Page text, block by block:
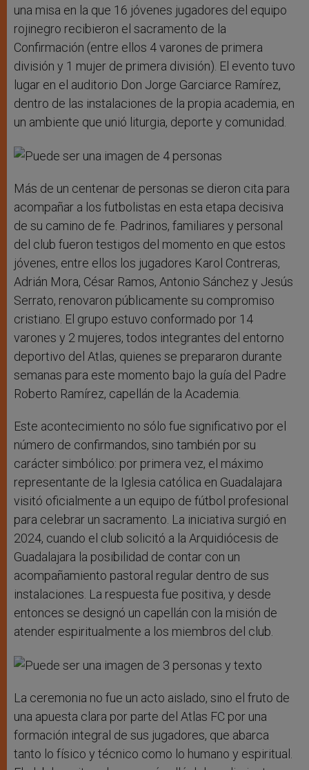
una misa en la que 16 jóvenes jugadores del equipo
rojinegro recibieron el sacramento de la
Confirmación (entre ellos 4 varones de primera
división y 1 mujer de primera división). El evento tuvo
lugar en el auditorio Don Jorge Garciarce Ramírez,
dentro de las instalaciones de la propia academia, en
un ambiente que unió liturgia, deporte y comunidad.
Más de un centenar de personas se dieron cita para
acompañar a los futbolistas en esta etapa decisiva
de su camino de fe. Padrinos, familiares y personal
del club fueron testigos del momento en que estos
jóvenes, entre ellos los jugadores Karol Contreras,
Adrián Mora, César Ramos, Antonio Sánchez y Jesús
Serrato, renovaron públicamente su compromiso
cristiano. El grupo estuvo conformado por 14
varones y 2 mujeres, todos integrantes del entorno
deportivo del Atlas, quienes se prepararon durante
semanas para este momento bajo la guía del Padre
Roberto Ramírez, capellán de la Academia.
Este acontecimiento no sólo fue significativo por el
número de confirmandos, sino también por su
carácter simbólico: por primera vez, el máximo
representante de la Iglesia católica en Guadalajara
visitó oficialmente a un equipo de fútbol profesional
para celebrar un sacramento. La iniciativa surgió en
2024, cuando el club solicitó a la Arquidiócesis de
Guadalajara la posibilidad de contar con un
acompañamiento pastoral regular dentro de sus
instalaciones. La respuesta fue positiva, y desde
entonces se designó un capellán con la misión de
atender espiritualmente a los miembros del club.
La ceremonia no fue un acto aislado, sino el fruto de
una apuesta clara por parte del Atlas FC por una
formación integral de sus jugadores, que abarca
tanto lo físico y técnico como lo humano y espiritual.